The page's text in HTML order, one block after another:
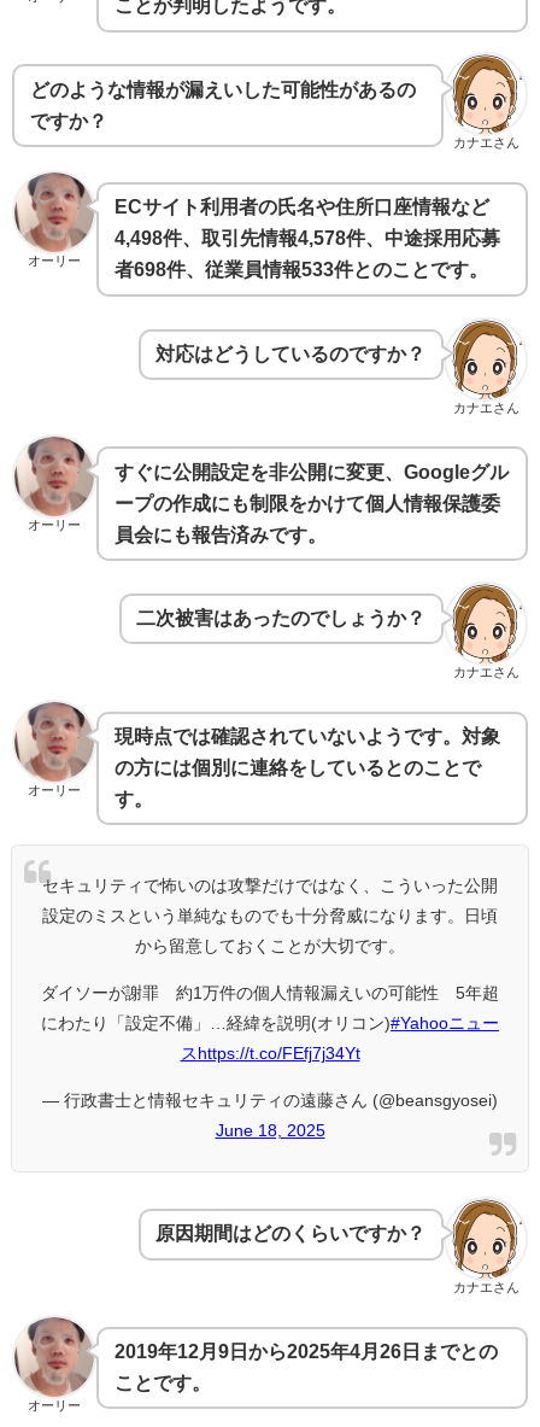
ことが判明したようです。
カナエさん
どのような情報が漏えいした可能性があるの
ですか？
オーリー
ECサイト利用者の氏名や住所口座情報など
4,498件、取引先情報4,578件、中途採用応募
者698件、従業員情報533件とのことです。
カナエさん
対応はどうしているのですか？
オーリー
すぐに公開設定を非公開に変更、Googleグル
ープの作成にも制限をかけて個人情報保護委
員会にも報告済みです。
カナエさん
二次被害はあったのでしょうか？
オーリー
現時点では確認されていないようです。対象
の方には個別に連絡をしているとのことで
す。
セキュリティで怖いのは攻撃だけではなく、こういった公開
設定のミスという単純なものでも十分脅威になります。日頃
から留意しておくことが大切です。
ダイソーが謝罪 約1万件の個人情報漏えいの可能性 5年超
にわたり「設定不備」…経緯を説明(オリコン)#Yahooニュー
ス https://t.co/FEfj7j34Yt
— 行政書士と情報セキュリティの遠藤さん (@beansgyosei)
June 18, 2025
カナエさん
原因期間はどのくらいですか？
オーリー
2019年12月9日から2025年4月26日までとの
ことです。